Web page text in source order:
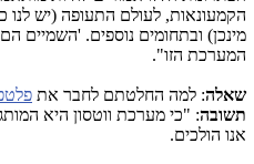
הקמעונאות, לעולם התעופה (יש
מינכן) ובתחומים נוספים. 'השמיים
המערכת הזו".
שאלה: למה החלטתם לחבר את
תשובה: "כי מערכת ווטסון היא
אנו הולכים.